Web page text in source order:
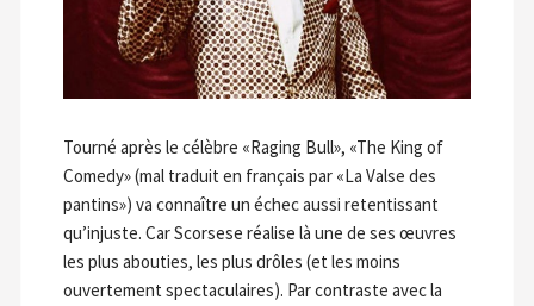
Tourné après le célèbre «Raging Bull», «The King of
Comedy» (mal traduit en français par «La Valse des
pantins») va connaître un échec aussi retentissant
qu’injuste. Car Scorsese réalise là une de ses œuvres
les plus abouties, les plus drôles (et les moins
ouvertement spectaculaires). Par contraste avec la